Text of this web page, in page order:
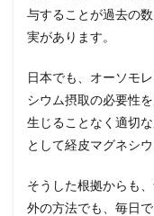
与することが過去の
実があります。
日本でも、オーソモ
シウム摂取の必要性
生じることなく適切
として経皮マグネシ
そうした根拠からも
外の方法でも、毎日